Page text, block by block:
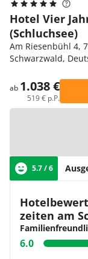
Hotel Vier
(Schluchsee)
Am Riesenbühl 4,
Schwarzwald,
ab 1.038 €
519 € p.P.
5.7 / 6
zeiten am
6.0